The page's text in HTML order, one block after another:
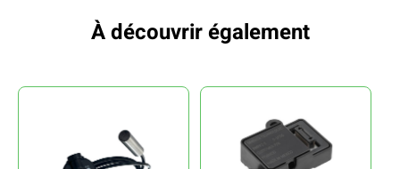
À découvrir également